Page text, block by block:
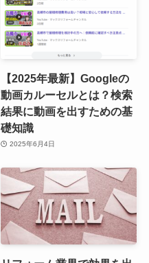
【2025年最新】Googleの
動画カルーセルとは？検索
結果に動画を出すための基
礎知識
2025年6月4日